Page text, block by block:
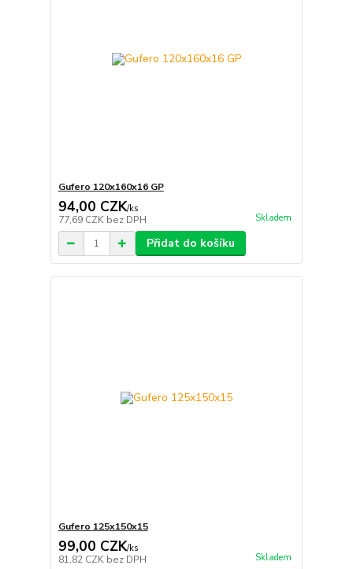
Gufero 120x160x16 GP
94,00 CZK/ks
77,69 CZK bez DPH Skladem
Přidat do košíku
Gufero 125x150x15
99,00 CZK/ks
81,82 CZK bez DPH Skladem